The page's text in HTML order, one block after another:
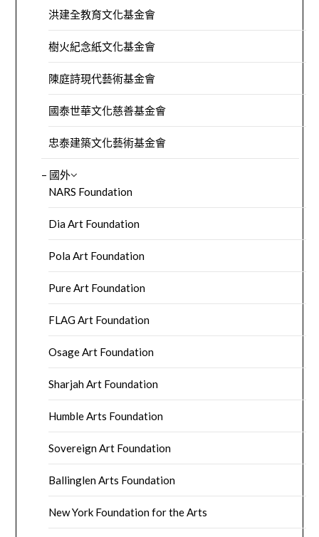
洪建全教育文化基金會
樹火紀念紙文化基金會
陳庭詩現代藝術基金會
國泰世華文化慈善基金會
忠泰建築文化藝術基金會
– 國外
NARS Foundation
Dia Art Foundation
Pola Art Foundation
Pure Art Foundation
FLAG Art Foundation
Osage Art Foundation
Sharjah Art Foundation
Humble Arts Foundation
Sovereign Art Foundation
Ballinglen Arts Foundation
New York Foundation for the Arts